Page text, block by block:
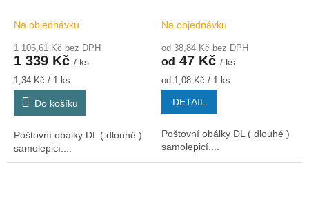
Na objednávku
1 106,61 Kč bez DPH
1 339 Kč / ks
Měrná
cena:
1,34 Kč / 1 ks
Do košíku
Poštovní obálky DL ( dlouhé )
samolepicí....
Na objednávku
od 38,84 Kč bez DPH
od 47 Kč / ks
Měrná
cena:
od 1,08 Kč / 1 ks
DETAIL
Poštovní obálky DL ( dlouhé )
samolepicí....